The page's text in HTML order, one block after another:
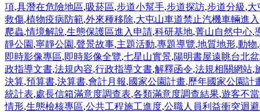
項,具潛在危險地區,吸菸區,步道小幫手,步道探訪,步道分級,大
救傷,植物疫病防範,外來種移除,大屯山車道禁止汽機車輛進入
爬蟲,情境解說,生態保護區進入申請,科研基地,菁山自然中心,
靜公園 ,寧靜公園 ,聲景故事,主題活動,專題導覽,地質地形,動物,
即時影像專區,即時影像全覽,七星山實景,陽明書屋遠眺台北
政指導文書,法規內容,行政指導文書,解釋函令,法規相關網站,
決算,預算書,決算書,會計月報,國家公園計畫,歷年國家公園計
統計表,處長信箱滿意度調查表,各類滿意度調查結果,遊客不
情形,生態檢核專區,公共工程施工進度,公職人員利益衝突迴